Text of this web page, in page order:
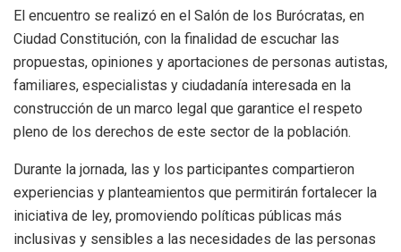
El encuentro se realizó en el Salón de los Burócratas, en
Ciudad Constitución, con la finalidad de escuchar las
propuestas, opiniones y aportaciones de personas autistas,
familiares, especialistas y ciudadanía interesada en la
construcción de un marco legal que garantice el respeto
pleno de los derechos de este sector de la población.
Durante la jornada, las y los participantes compartieron
experiencias y planteamientos que permitirán fortalecer la
iniciativa de ley, promoviendo políticas públicas más
inclusivas y sensibles a las necesidades de las personas